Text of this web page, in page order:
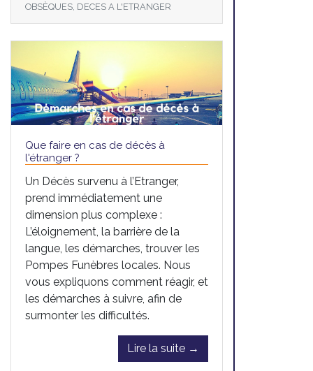
OBSÈQUES, DECES A L'ETRANGER
Que faire en cas de décès à
l'étranger ?
Un Décès survenu à l’Etranger,
prend immédiatement une
dimension plus complexe :
L’éloignement, la barrière de la
langue, les démarches, trouver les
Pompes Funèbres locales. Nous
vous expliquons comment réagir, et
les démarches à suivre, afin de
surmonter les difficultés.
Lire la suite →